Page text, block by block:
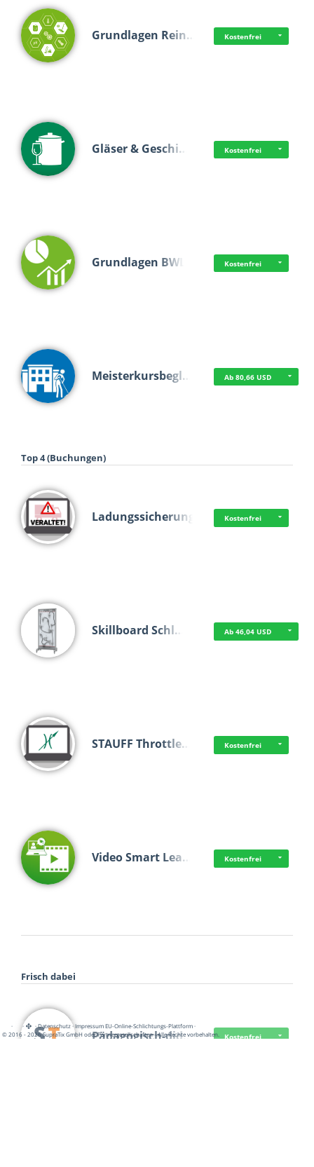
Grundlagen Rein… Kostenfrei
Gläser & Geschi… Kostenfrei
Grundlagen BWL Kostenfrei
Meisterkursbegl… Ab 80,66 USD
Top 4 (Buchungen)
Ladungssicherung Kostenfrei
Skillboard Schl… Ab 46,04 USD
STAUFF Throttle… Kostenfrei
Video Smart Lea… Kostenfrei
Frisch dabei
Pädagogisch-did… Kostenfrei
· · ·Datenschutz·Impressum EU-Online-Schlichtungs-Plattform·
© 2016 - 2026 SupraTix GmbH oder Partnergesellschaften - Alle Rechte vorbehalten.